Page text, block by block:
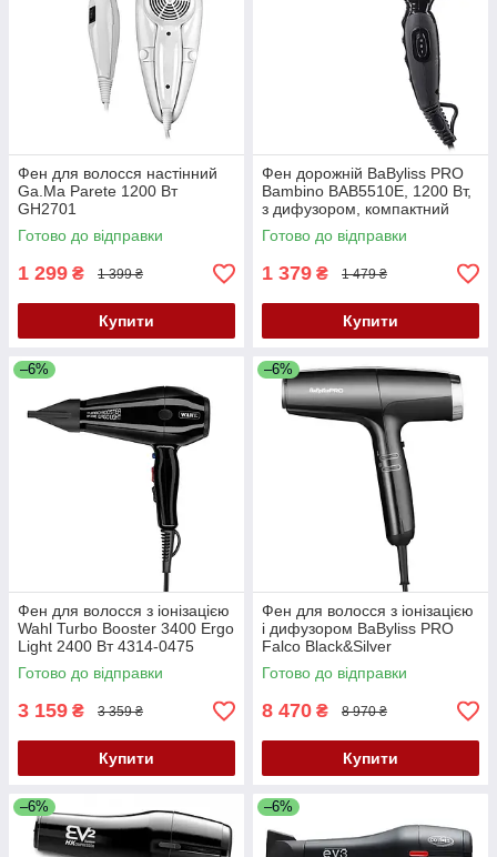
Фен для волосся настінний
Ga.Ma Parete 1200 Вт
GH2701
Готово до відправки
1 299 ₴ 1 399 ₴
Купити
Фен дорожній BaByliss PRO
Bambino BAB5510E, 1200 Вт,
з дифузором, компактний
Готово до відправки
1 379 ₴ 1 479 ₴
Купити
–6%
Фен для волосся з іонізацією
Wahl Turbo Booster 3400 Ergo
Light 2400 Вт 4314-0475
Готово до відправки
3 159 ₴ 3 359 ₴
Купити
–6%
Фен для волосся з іонізацією
і дифузором BaByliss PRO
Falco Black&Silver
BAB8550BE
Готово до відправки
8 470 ₴ 8 970 ₴
Купити
–6% –6%